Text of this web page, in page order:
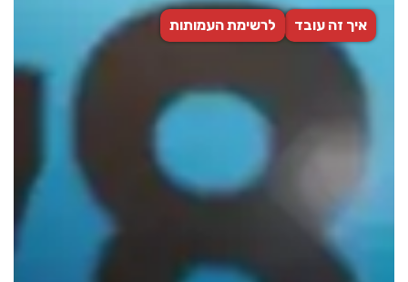
איך זה עובד לרשימת העמותות